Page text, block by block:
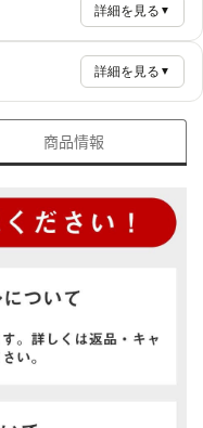
詳細を見る ▼
詳細を見る ▼
商品情報